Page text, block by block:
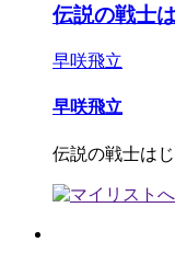
伝説の戦士
早咲飛立
早咲飛立
伝説の戦士は